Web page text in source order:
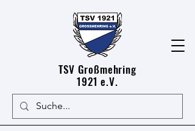
TSV Großmehring
1921 e.V.